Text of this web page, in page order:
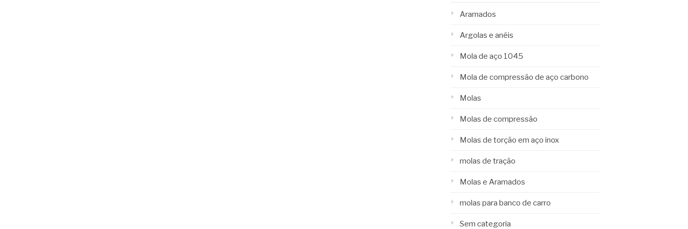
Aramados
Argolas e anéis
Mola de aço 1045
Mola de compressão de aço carbono
Molas
Molas de compressão
Molas de torção em aço inox
molas de tração
Molas e Aramados
molas para banco de carro
Sem categoria